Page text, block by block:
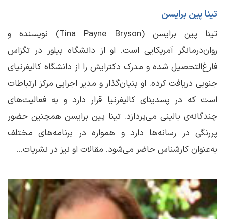
تینا پین برایسن
تینا پین برایسن (Tina Payne Bryson) نویسنده و
روان‌درمانگر آمریکایی است. او از دانشگاه بیلور در تگزاس
فارغ‌التحصیل شده و مدرک دکترایش را از دانشگاه کالیفرنیای
جنوبی دریافت کرده. او بنیان‌گذار و مدیر اجرایی مرکز ارتباطات
است که در پسدینای کالیفرنیا قرار دارد و به فعالیت‌های
چندگانه‌ی بالینی می‌پردازد. تینا پین برایسن همچنین حضور
پررنگی در رسانه‌ها دارد و همواره در برنامه‌های مختلف
به‌عنوان کارشناس حاضر می‌شود. مقالات او نیز در نشریات...